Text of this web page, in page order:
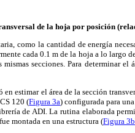
de la hoja por posición
como la cantidad de energía
cada 0.1 m de la hoja a lo largo
mismas secciones. Para determinar
estimar el área de la sección
120 (Figura 3a) configurada para
de ADI. La rutina elaborada
montada en una estructura (Figura 3b